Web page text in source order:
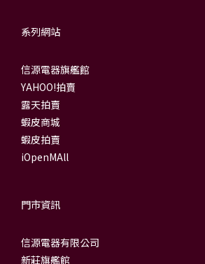
系列網站
信源電器旗艦館
YAHOO!拍賣
露天拍賣
蝦皮商城
蝦皮拍賣
iOpenMAll
門市資訊
信源電器有限公司
新莊旗艦館